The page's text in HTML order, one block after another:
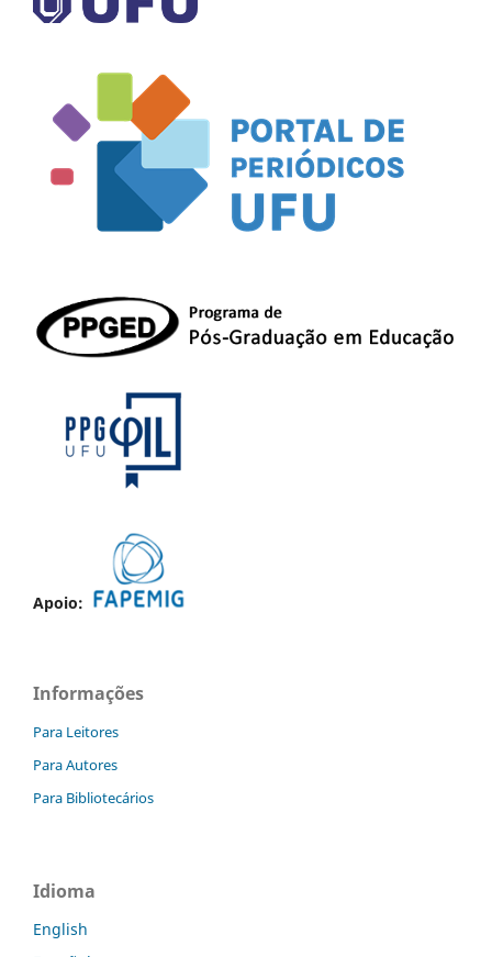
Apoio:
Informações
Para Leitores
Para Autores
Para Bibliotecários
Idioma
English